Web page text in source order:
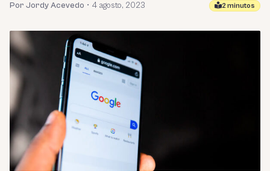
Por Jordy Acevedo • 4 agosto, 2023 2 minutos